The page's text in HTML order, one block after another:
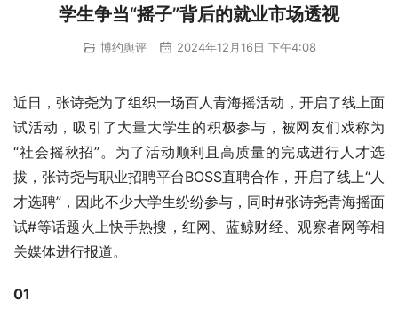
学生争当“摇子”背后的就业市场透视
博约舆评 2024年12月16日 下午4:08
近日，张诗尧为了组织一场百人青海摇活动，开启了线上面
试活动，吸引了大量大学生的积极参与，被网友们戏称为
“社会摇秋招”。为了活动顺利且高质量的完成进行人才选
拔，张诗尧与职业招聘平台BOSS直聘合作，开启了线上“人
才选聘”，因此不少大学生纷纷参与，同时#张诗尧青海摇面
试#等话题火上快手热搜，红网、蓝鲸财经、观察者网等相
关媒体进行报道。
01